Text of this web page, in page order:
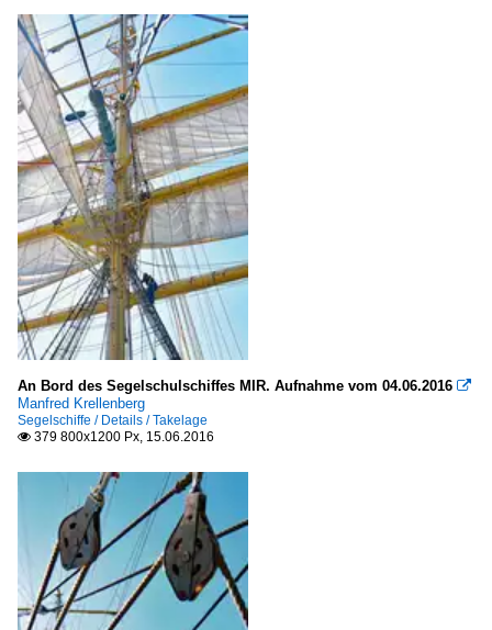
An Bord des Segelschulschiffes MIR. Aufnahme vom 04.06.2016 
Manfred Krellenberg
Segelschiffe / Details / Takelage
 379 800x1200 Px, 15.06.2016